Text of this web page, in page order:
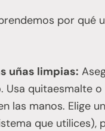
por qué
uñas limpias:
Usa quitaesmalte
las manos. Elige
que utilices),